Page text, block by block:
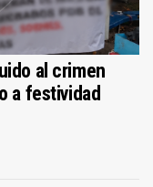
al crimen
a festividad